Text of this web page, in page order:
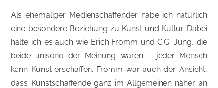
Als ehemaliger Medienschaffender habe ich natürlich
eine besondere Beziehung zu Kunst und Kultur. Dabei
halte ich es auch wie Erich Fromm und C.G. Jung, die
beide unisono der Meinung waren – jeder Mensch
kann Kunst erschaffen. Fromm war auch der Ansicht,
dass Kunstschaffende ganz im Allgemeinen näher an